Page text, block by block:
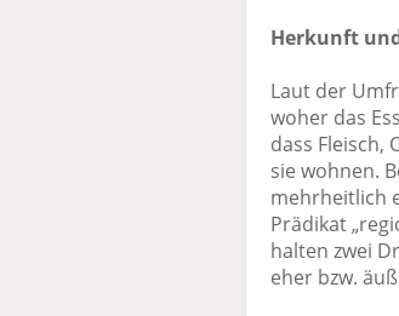
Herkunft
Laut der
woher das
dass Fleisch,
sie wohnen.
mehrheitlich
Prädikat
halten zwei
eher bzw.